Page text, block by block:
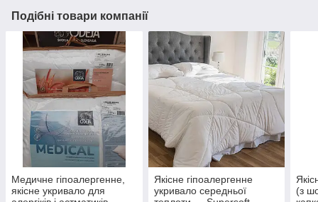
Подібні товари компанії
Медичне гіпоалергенне,
якісне укривало для
Якісне гіпоалергенне
укривало середньої
(з